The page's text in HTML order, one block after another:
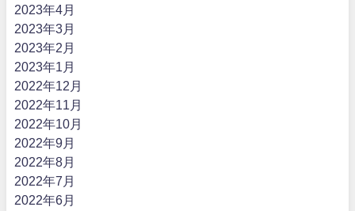
2023年4月
2023年3月
2023年2月
2023年1月
2022年12月
2022年11月
2022年10月
2022年9月
2022年8月
2022年7月
2022年6月